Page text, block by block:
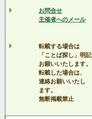
お問合せ
主催者へのメール
転載する場合は
「ことば探し」明記
お願いいたします。
転載した場合は、
連絡お願いいたし
ます。
無断掲載禁止